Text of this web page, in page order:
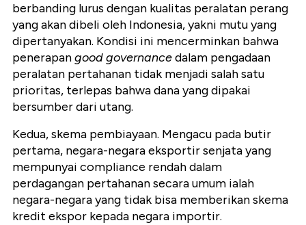
berbanding lurus dengan kualitas peralatan perang
yang akan dibeli oleh Indonesia, yakni mutu yang
dipertanyakan. Kondisi ini mencerminkan bahwa
penerapangood governancedalam pengadaan
peralatan pertahanan tidak menjadi salah satu
prioritas, terlepas bahwa dana yang dipakai
bersumber dari utang.
Kedua, skema pembiayaan. Mengacu pada butir
pertama, negara-negara eksportir senjata yang
mempunyai compliance rendah dalam
perdagangan pertahanan secara umum ialah
negara-negara yang tidak bisa memberikan skema
kredit ekspor kepada negara importir.